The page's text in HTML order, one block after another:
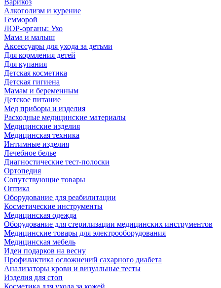
Варикоз
Алкоголизм и курение
Гемморой
ЛОР-органы: Ухо
Мама и малыш
Аксессуары для ухода за детьми
Для кормления детей
Для купания
Детская косметика
Детская гигиена
Мамам и беременным
Детское питание
Мед приборы и изделия
Расходные медицинские материалы
Медицинские изделия
Медицинская техника
Интимные изделия
Лечебное белье
Диагностические тест-полоски
Ортопедия
Сопутствующие товары
Оптика
Оборудование для реабилитации
Косметические инструменты
Медицинская одежда
Оборудование для стерилизации медицинских инструментов
Медицинские товары для электрооборудования
Медицинская мебель
Идеи подарков на весну
Профилактика осложнений сахарного диабета
Анализаторы крови и визуальные тесты
Изделия для стоп
Косметика для ухода за кожей